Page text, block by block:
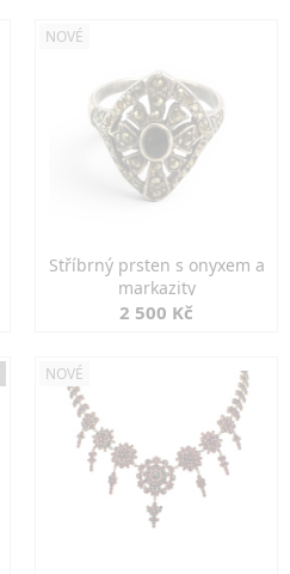
NOVÉ
Stříbrný prsten s onyxem a
markazity
2 500 Kč
NOVÉ